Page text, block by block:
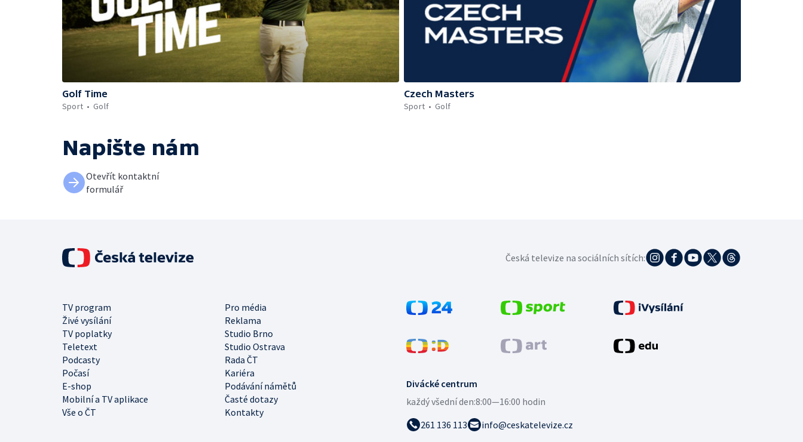
Golf Time
Sport
Golf
Czech Masters
Sport
Golf
Napište nám
Otevřít kontaktní
formulář
Divácké centrum
každý všední den:8:00—16:00 hodin
261 136 113
info@ceskatelevize.cz
TV program
Pro média
Živé vysílání
Reklama
TV poplatky
Studio Brno
Teletext
Studio Ostrava
Podcasty
Rada ČT
Počasí
Kariéra
E-shop
Podávání námětů
Mobilní a TV aplikace
Časté dotazy
Vše o ČT
Kontakty
Česká televize na sociálních sítích: